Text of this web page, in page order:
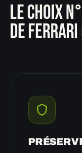
LE CHOIX
DE